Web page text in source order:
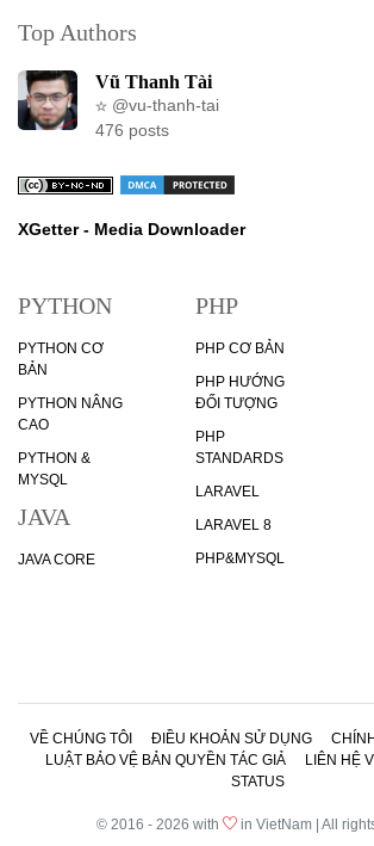
Top Authors
Vũ Thanh Tài
@vu-thanh-tai
476 posts
XGetter - Media Downloader
PYTHON
PYTHON CƠ
BẢN
PYTHON NÂNG
CAO
PYTHON &
MYSQL
JAVA
JAVA CORE
PHP
PHP CƠ BẢN
PHP HƯỚNG
ĐỐI TƯỢNG
PHP
STANDARDS
LARAVEL
LARAVEL 8
PHP&MYSQL
VỀ CHÚNG TÔI ĐIỀU KHOẢN SỬ DỤNG
LUẬT BẢO VỆ BẢN QUYỀN TÁC GIẢ
LIÊN HỆ
STATUS
© 2016 - 2026 with in VietNam | All